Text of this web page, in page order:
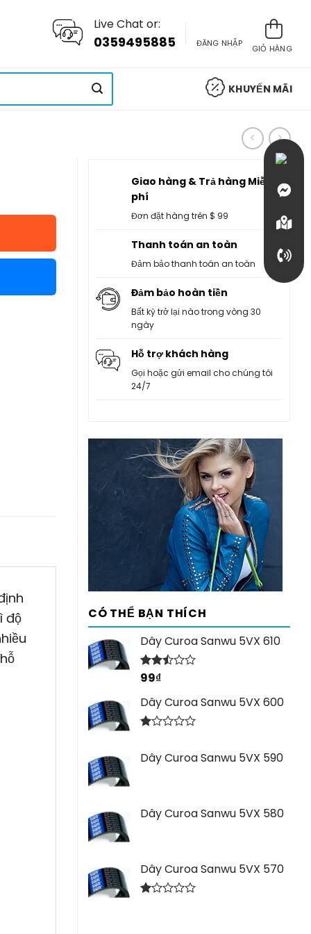
Live Chat or:
0359495885 ĐĂNG NHẬP
GIỎ HÀNG
KHUYẾN MÃI
Giao hàng & Trả hàng Miễn
phí
Đơn đặt hàng trên $ 99
Thanh toán an toàn
Đảm bảo thanh toán an toàn
Đảm bảo hoàn tiền
Bất kỳ trở lại nào trong vòng 30
ngày
Hỗ trợ khách hàng
Gọi hoặc gửi email cho chúng tôi
24/7
CÓ THỂ BẠN THÍCH
Dây Curoa Sanwu 5VX 610
Được
hạng
2.44
5 sao
99₫
Dây Curoa Sanwu 5VX 600
hạng
Dây Curoa Sanwu 5VX 590
Dây Curoa Sanwu 5VX 580
Dây Curoa Sanwu 5VX 570
độ